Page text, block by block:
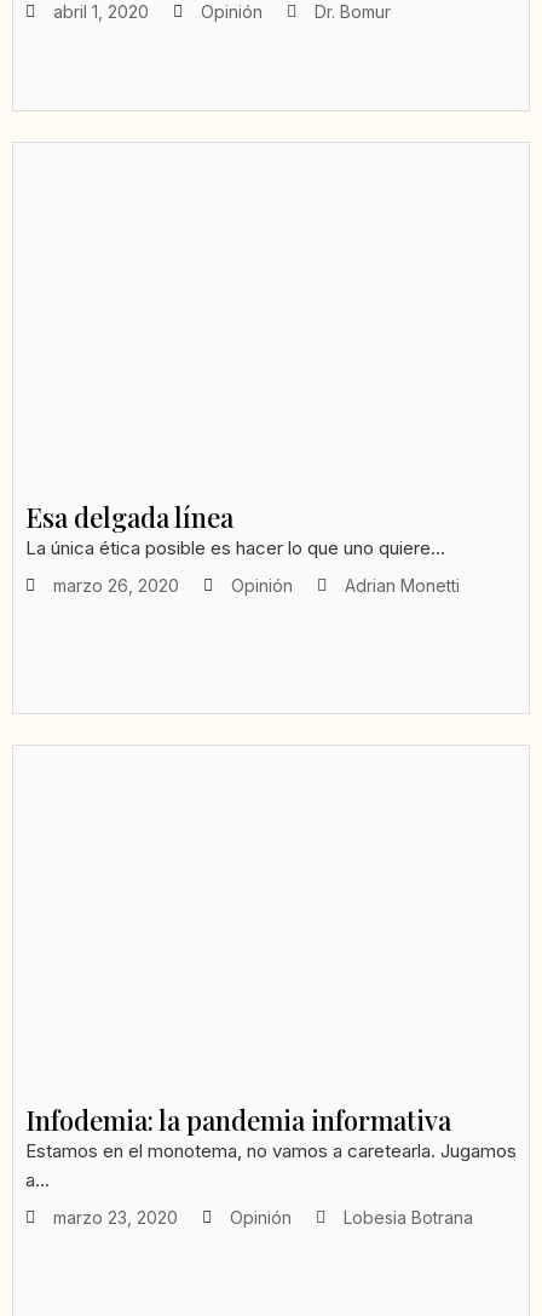
abril 1, 2020 Opinión Dr. Bomur
Esa delgada línea
La única ética posible es hacer lo que uno quiere...
marzo 26, 2020 Opinión Adrian Monetti
Infodemia: la pandemia informativa
Estamos en el monotema, no vamos a caretearla. Jugamos
a...
marzo 23, 2020 Opinión Lobesia Botrana